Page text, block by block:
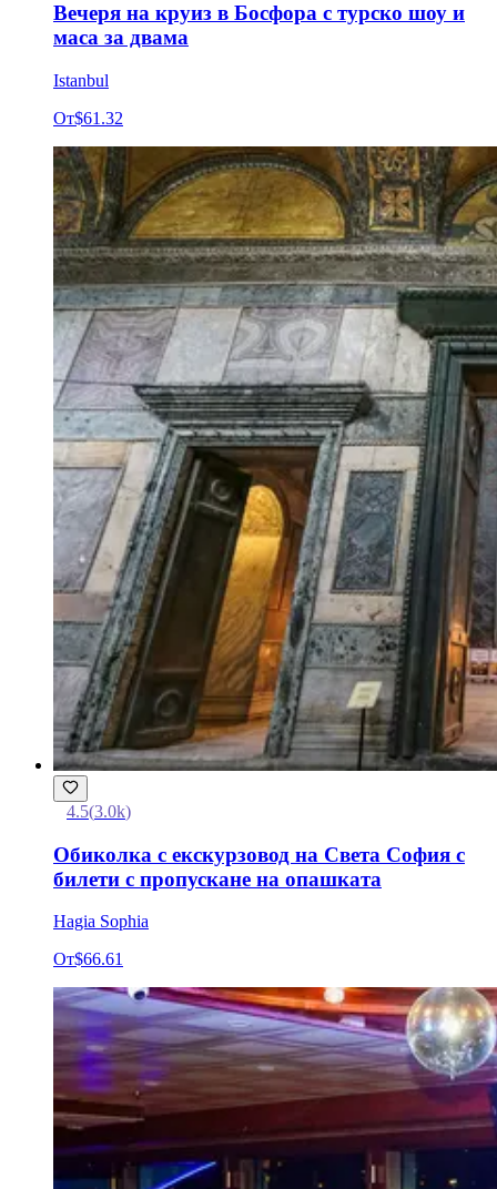
Вечеря на круиз в Босфора с турско шоу и
маса за двама
Istanbul
От$61.32
4.5(3.0k)
Обиколка с екскурзовод на Света София с
билети с пропускане на опашката
Hagia Sophia
От$66.61